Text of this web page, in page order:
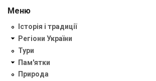
Меню
Історія і традиції
Регіони України
Тури
Пам'ятки
Природа